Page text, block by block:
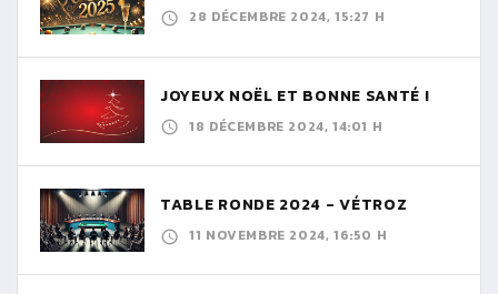
28 DÉCEMBRE 2024, 15:27 H
JOYEUX NOËL ET BONNE SANTÉ !
18 DÉCEMBRE 2024, 14:01 H
TABLE RONDE 2024 - VÉTROZ
11 NOVEMBRE 2024, 16:50 H